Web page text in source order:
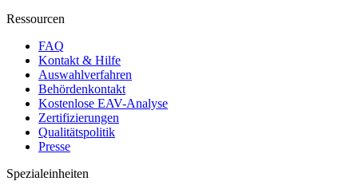
Ressourcen
FAQ
Kontakt & Hilfe
Auswahlverfahren
Behördenkontakt
Kostenlose EAV-Analyse
Zertifizierungen
Qualitätspolitik
Presse
Spezialeinheiten